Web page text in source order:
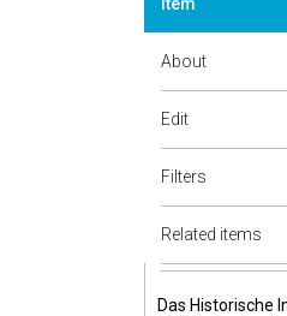
About
Edit
Filters
Related items
Das Historische